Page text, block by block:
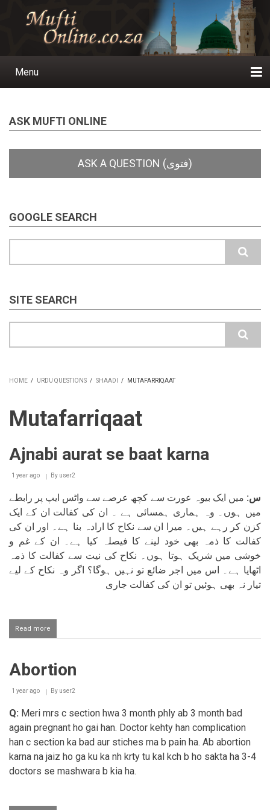
Main
Menu
ASK MUFTI ONLINE
GOOGLE SEARCH
SITE SEARCH
HOME / URDU QUESTIONS / SHAADI / MUTAFARRIQAAT
Mutafarriqaat
Ajnabi aurat se baat karna
1 year ago By user2
س: میں ایک بیوہ عورت سے کچھ عرصے سے واٹس ایپ پر رابطے
میں ہوں۔ وہ ہماری ہمسائی ہے ۔ ان کی کفالت ان کے ایک
کزن کر رہے ہیں۔ میرا ان سے نکاح کا ارادہ بنا ہے۔ اور ان کی
کفالت کا ذمہ بھی خود لینے کا فیصلہ کیا ہے۔ ان کے غم و
خوشی میں شریک ہوتا ہوں۔ نکاح کی نیت سے کفالت کا ذمہ
اٹھایا ہے۔ اس میں اجر ضائع تو نہیں ہوگا؟ اگر وہ نکاح کے لیے
تیار نہ بھی ہوئیں تو ان کی کفالت جاری
Read more
Ajnabi
baat
Abortion
1 year ago By user2
Q: Meri mrs c section hwa 3 month phly ab 3 month bad
again pregnant ho gai han. Doctor kehty han complication
han c section ka bad aur stiches ma b pain ha. Ab abortion
karna na jaiz ho ga ku ka nh krty tu kal kch b ho sakta ha 3-4
doctors se mashwara b kia ha.